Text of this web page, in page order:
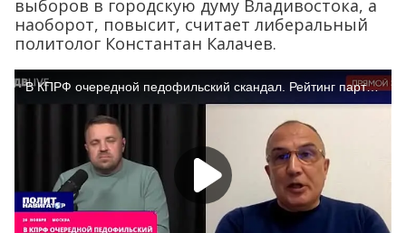
выборов в городскую думу Владивостока, а
наоборот, повысит, считает либеральный
политолог Константан Калачев.